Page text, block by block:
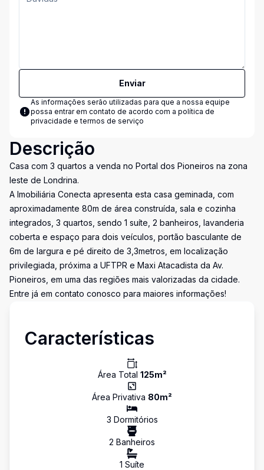
Enviar
As informações serão utilizadas para que a nossa equipe
possa entrar em contato de acordo com a política de
privacidade e termos de serviço
Descrição
Casa com 3 quartos a venda no Portal dos Pioneiros na zona
leste de Londrina.
A Imobiliária Conecta apresenta esta casa geminada, com
aproximadamente 80m de área construída, sala e cozinha
integrados, 3 quartos, sendo 1 suíte, 2 banheiros, lavanderia
coberta e espaço para dois veículos, portão basculante de
6m de largura e pé direito de 3,3metros, em localização
privilegiada, próxima a UFTPR e Maxi Atacadista da Av.
Pioneiros, em uma das regiões mais valorizadas da cidade.
Entre já em contato conosco para maiores informações!
Características
Área Total 125m²
Área Privativa 80m²
3 Dormitórios
2 Banheiros
1 Suíte